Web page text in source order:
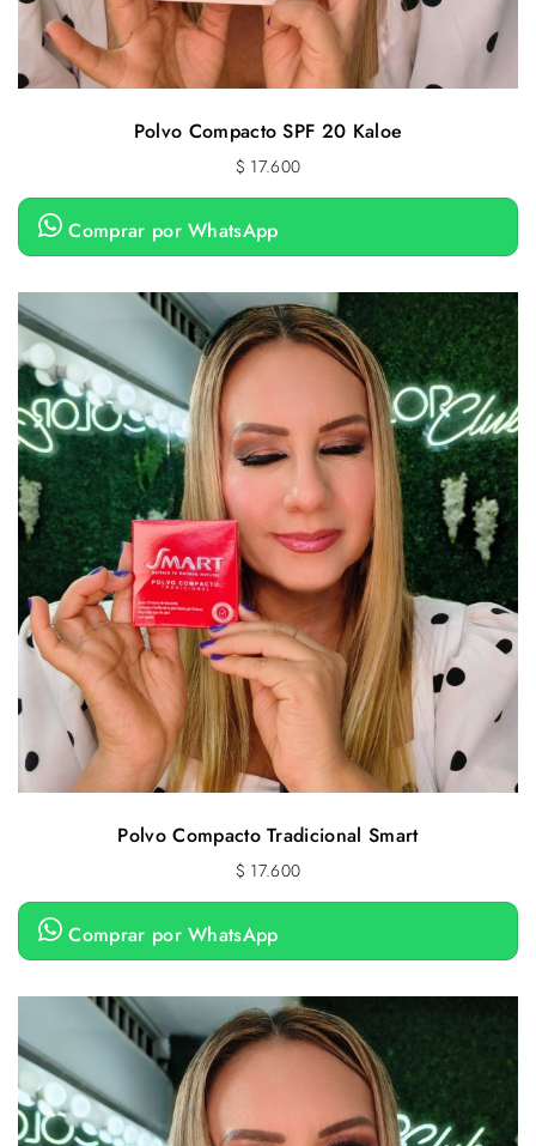
Polvo Compacto SPF 20 Kaloe
$ 17.600
Comprar por WhatsApp
Polvo Compacto Tradicional Smart
$ 17.600
Comprar por WhatsApp